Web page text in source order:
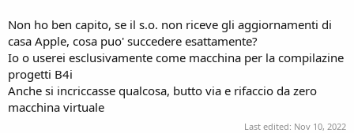
Non ho ben capito, se il s.o. non riceve gli aggiornamenti di
casa Apple, cosa puo' succedere esattamente?
Io o userei esclusivamente come macchina per la compilazine
progetti B4i
Anche si incriccasse qualcosa, butto via e rifaccio da zero
macchina virtuale
Last edited: Nov 10, 2022